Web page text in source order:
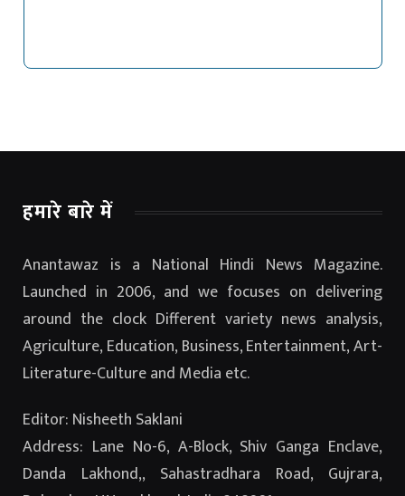
हमारे बारे में
Anantawaz is a National Hindi News Magazine.
Launched in 2006, and we focuses on delivering
around the clock Different variety news analysis,
Agriculture, Education, Business, Entertainment, Art-
Literature-Culture and Media etc.
Editor: Nisheeth Saklani
Address: Lane No-6, A-Block, Shiv Ganga Enclave,
Danda Lakhond,, Sahastradhara Road, Gujrara,